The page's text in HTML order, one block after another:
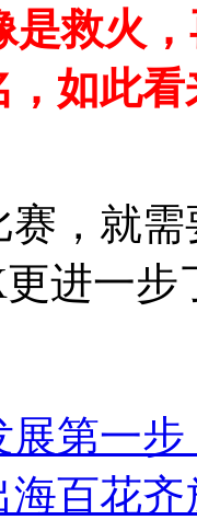
是救火
如此
，就
进一步
展第一
海百花